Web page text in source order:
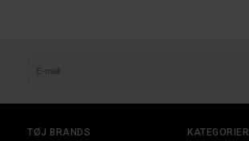
TØJ BRANDS KATEGORIER